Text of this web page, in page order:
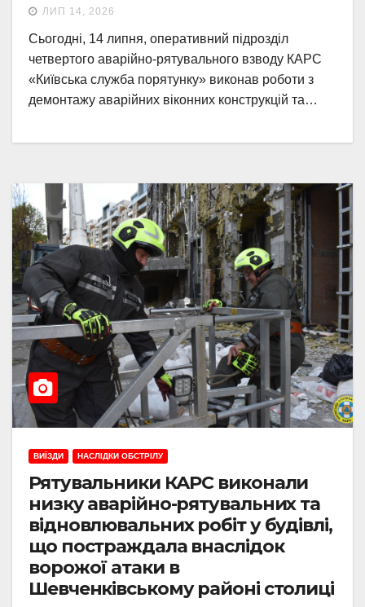
ЛИП 14, 2026
Сьогодні, 14 липня, оперативний підрозділ
четвертого аварійно-рятувального взводу КАРС
«Київська служба порятунку» виконав роботи з
демонтажу аварійних віконних конструкцій та…
ВИЇЗДИ НАСЛІДКИ ОБСТРІЛУ
Рятувальники КАРС виконали
низку аварійно-рятувальних та
відновлювальних робіт у будівлі,
що постраждала внаслідок
ворожої атаки в
Шевченківському районі столиці